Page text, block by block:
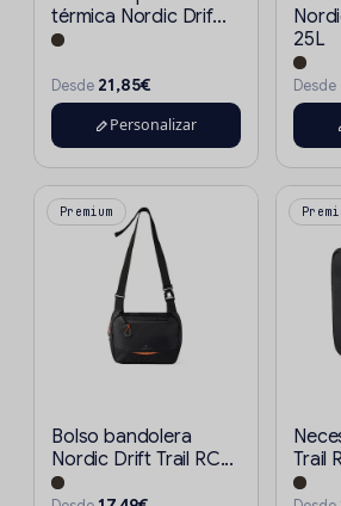
térmica Nordic Drif...
Desde 21,85€
Personalizar
25L
Desde
Premium
Bolso bandolera
Nordic Drift Trail RC...
Trail